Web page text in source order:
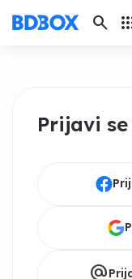
search
Prijavi se
alternate_email